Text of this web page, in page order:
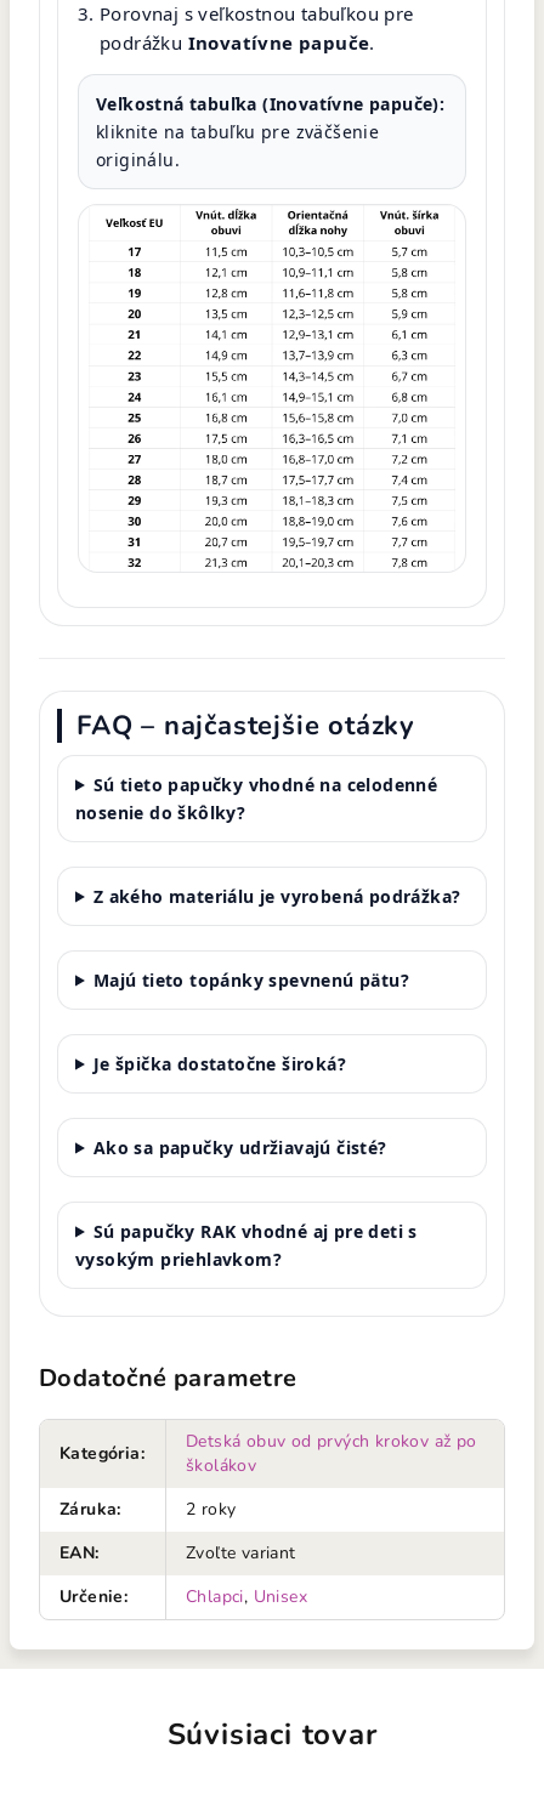
Porovnaj s veľkostnou tabuľkou pre
podrážku Inovatívne papuče.
Veľkostná tabuľka (Inovatívne papuče):
kliknite na tabuľku pre zväčšenie
originálu.
FAQ – najčastejšie otázky
Sú tieto papučky vhodné na celodenné
nosenie do škôlky?
Z akého materiálu je vyrobená podrážka?
Majú tieto topánky spevnenú pätu?
Je špička dostatočne široká?
Ako sa papučky udržiavajú čisté?
Sú papučky RAK vhodné aj pre deti s
vysokým priehlavkom?
Dodatočné parametre
Kategória:
Detská obuv od prvých krokov až po
školákov
Záruka:
2 roky
EAN:
Zvoľte variant
Určenie: Chlapci, Unisex
Súvisiaci tovar